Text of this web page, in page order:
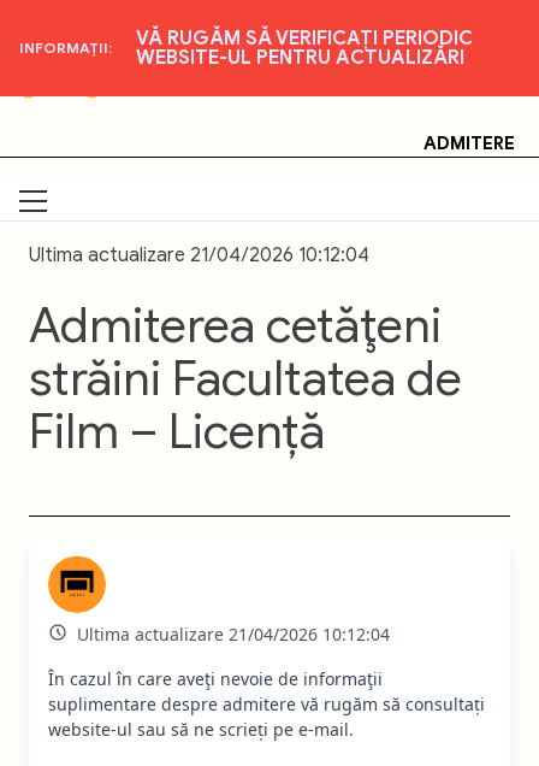
INFORMAȚII:
VĂ RUGĂM SĂ VERIFICAȚI PERIODIC
WEBSITE-UL PENTRU ACTUALIZĂRI
to
Universitatea Națională de Artă Teatrală și
ADMITERE
Ultima actualizare 21/04/2026 10:12:04
Admiterea cetăţeni
străini Facultatea de
Film – Licență
Ultima actualizare 21/04/2026 10:12:04
În cazul în care aveţi nevoie de informaţii
suplimentare despre admitere vă rugăm să consultați
website-ul sau să ne scrieți pe e-mail.